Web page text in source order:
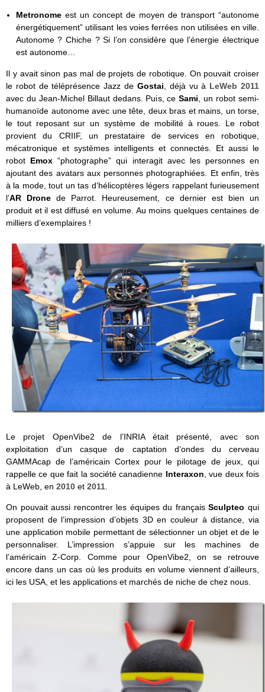
Metronome est un concept de moyen de transport “autonome
énergétiquement” utilisant les voies ferrées non utilisées en ville.
Autonome ? Chiche ? Si l’on considère que l’énergie électrique
est autonome…
Il y avait sinon pas mal de projets de robotique. On pouvait croiser
le robot de téléprésence Jazz de Gostai , déjà vu à LeWeb 2011
avec du Jean-Michel Billaut dedans. Puis, ceSami , un robot semi-
humanoïde autonome avec une tête, deux bras et mains, un torse,
le tout reposant sur un système de mobilité à roues. Le robot
provient du CRIIF, un prestataire de services en robotique,
mécatronique et systèmes intelligents et connectés. Et aussi le
robot Emox“photographe” qui interagit avec les personnes en
ajoutant des avatars aux personnes photographiées. Et enfin, très
à la mode, tout un tas d’hélicoptères légers rappelant furieusement
l’AR Dronede Parrot. Heureusement, ce dernier est bien un
produit et il est diffusé en volume. Au moins quelques centaines de
milliers d’exemplaires !
Le projet OpenVibe2 de l’INRIA était présenté, avec son
exploitation d’un casque de captation d’ondes du cerveau
GAMMAcap de l’américain Cortex pour le pilotage de jeux, qui
rappelle ce que fait la société canadienne Interaxon, vue deux fois
à LeWeb, en 2010 et 2011.
On pouvait aussi rencontrer les équipes du françaisSculpteoqui
proposent de l’impression d’objets 3D en couleur à distance, via
une application mobile permettant de sélectionner un objet et de le
personnaliser. L’impression s’appuie sur les machines de
l’américain Z-Corp. Comme pour OpenVibe2, on se retrouve
encore dans un cas où les produits en volume viennent d’ailleurs,
ici les USA, et les applications et marchés de niche de chez nous.